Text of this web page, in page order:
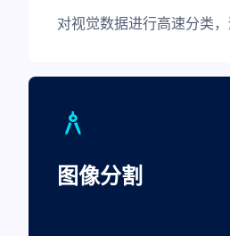
对视觉数据进行高速分类
architecture
图像分割